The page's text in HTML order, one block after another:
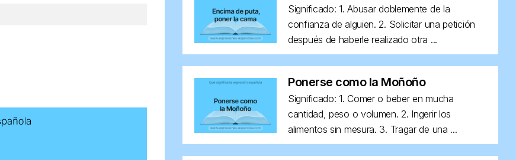
Significado: 1. Abusar doblemente de la
confianza de alguien. 2. Solicitar una petición
después de haberle realizado otra ...
Ponerse como la Moñoño
Significado: 1. Comer o beber en mucha
cantidad, peso o volumen. 2. Ingerir los
alimentos sin mesura. 3. Tragar de una ...